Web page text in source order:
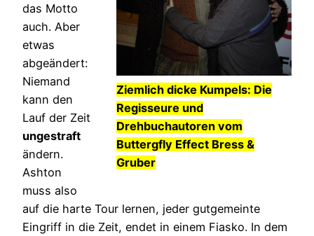
Ziemlich dicke Kumpels: Die
Regisseure und
Drehbuchautoren vom
Buttergfly Effect Bress &
Gruber
das Motto
auch. Aber
etwas
abgeändert:
Niemand
kann den
Lauf der Zeit
ungestraft
ändern.
Ashton
muss also
auf die harte Tour lernen, jeder gutgemeinte
Eingriff in die Zeit, endet in einem Fiasko. In dem